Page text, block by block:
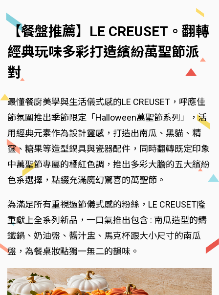
【餐盤推薦】LE CREUSET。翻轉
經典玩味多彩打造繽紛萬聖節派
對
最懂餐廚美學與生活儀式感的LE CREUSET，呼應佳
節氛圍推出季節限定「Halloween萬聖節系列」，活
用經典元素作為設計靈感，打造出南瓜、黑貓、精
靈、糖果等造型鍋具與瓷器配件，同時翻轉既定印象
中萬聖節專屬的橘紅色調，推出多彩大膽的五大繽紛
色系選擇，點綴充滿魔幻驚喜的萬聖節。
為滿足所有重視過節儀式感的粉絲，LE CREUSET隆
重獻上全系列新品，一口氣推出包含 : 南瓜造型的鑄
鐵鍋、奶油盤、醬汁盅、馬克杯跟大小尺寸的南瓜
盤，為餐桌妝點獨一無二的韻味。